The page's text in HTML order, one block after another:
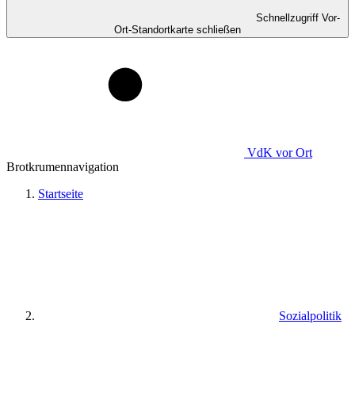
Schnellzugriff Vor-
Ort-Standortkarte schließen
VdK vor Ort
Brotkrumennavigation
Startseite
Sozialpolitik